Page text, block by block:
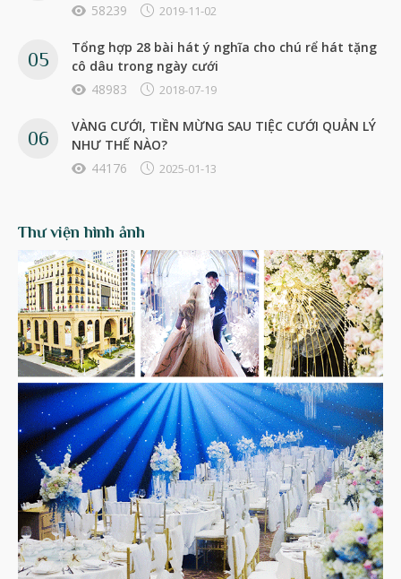
58239
2019-11-02
Tổng hợp 28 bài hát ý nghĩa cho chú rể hát tặng
cô dâu trong ngày cưới
48983
2018-07-19
VÀNG CƯỚI, TIỀN MỪNG SAU TIỆC CƯỚI QUẢN LÝ
NHƯ THẾ NÀO?
44176
2025-01-13
Thư viện hình ảnh